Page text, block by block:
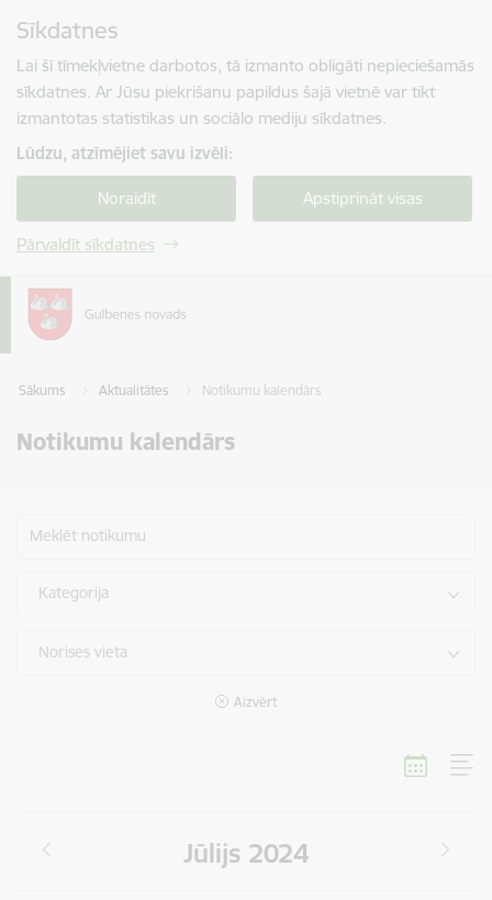
Sīkdatnes
Lai šī tīmekļvietne darbotos, tā izmanto obligāti nepieciešamās
sīkdatnes. Ar Jūsu piekrišanu papildus šajā vietnē var tikt
izmantotas statistikas un sociālo mediju sīkdatnes.
Lūdzu, atzīmējiet savu izvēli:
Noraidīt Apstiprināt visas
Pārvaldīt sīkdatnes
Sākums Aktualitātes Notikumu kalendārs
Notikumu kalendārs
Meklēt notikumu
Kategorija
Norises vieta
Aizvērt
Jūlijs 2024